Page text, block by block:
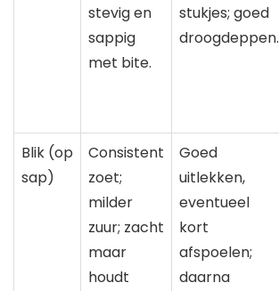
stevig en
sappig
met bite.
stukjes; goed
droogdeppen.
Blik (op
sap)
Consistent
zoet;
milder
zuur; zacht
maar
houdt
Goed
uitlekken,
eventueel
kort
afspoelen;
daarna